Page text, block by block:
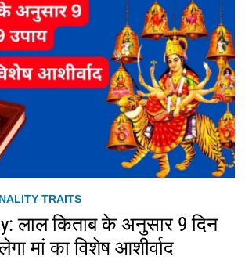
TRAITS
लाल किताब के अनुसार 9 दिन
मां का विशेष आशीर्वाद